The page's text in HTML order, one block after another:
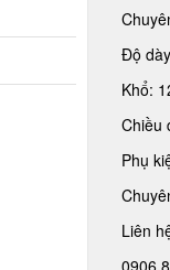
Độ
Khổ:
Chiều
Phụ
Liên